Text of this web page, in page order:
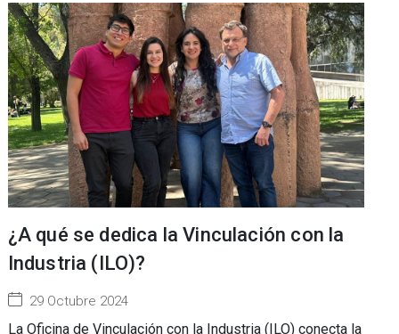
¿A qué se dedica la Vinculación con la
Industria (ILO)?
29 Octubre 2024
La Oficina de Vinculación con la Industria (ILO) conecta la